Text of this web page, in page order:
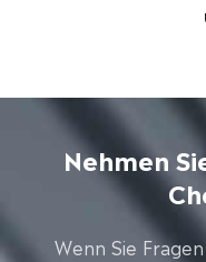
Nehmen
Wenn Sie